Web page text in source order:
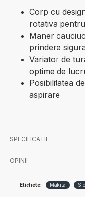
Corp cu
rotativa
Maner
prindere sigura
Variator de
optime de
Posibilitatea
aspirare
SPECIFICATII
OPINII
Etichete: Makita